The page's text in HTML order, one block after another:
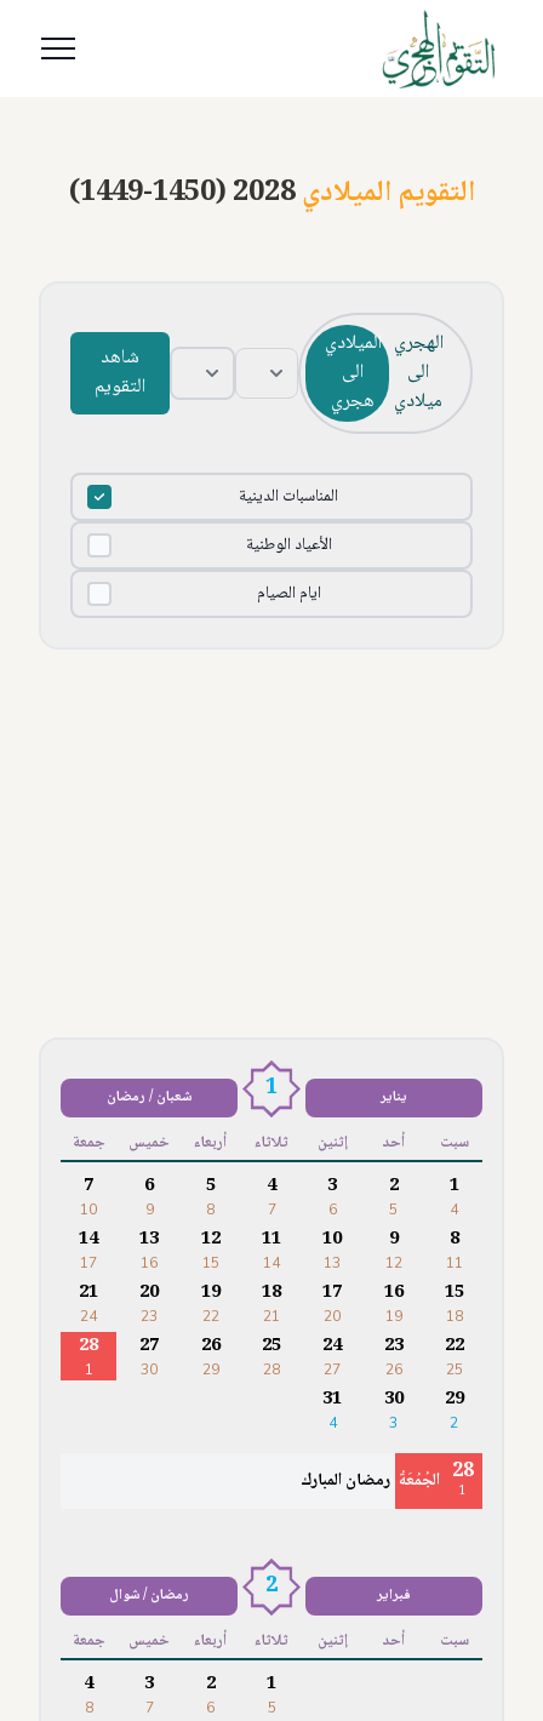
(1449-1450) 2028التقويم الميلادي
شاهد
التقويم
الميلادي
الى
هجري
الهجري
الى
ميلادي
المناسبات الدينية
الأعياد الوطنية
ايام الصيام
يناير 1 شعبان / رمضان
سبت أحد إثنين ثلاثاء أربعاء خميس جمعة
1
4
2
5
3
6
4
7
5
8
6
9
7
10
8
11
9
12
10
13
11
14
12
15
13
16
14
17
15
18
16
19
17
20
18
21
19
22
20
23
21
24
22
25
23
26
24
27
25
28
26
29
27
30
28
1
29
2
30
3
31
4
28
1 الجُمُعَةُ رمضان المبارك
فبراير 2 رمضان / شوال
سبت أحد إثنين ثلاثاء أربعاء خميس جمعة
1
5
2
6
3
7
4
8